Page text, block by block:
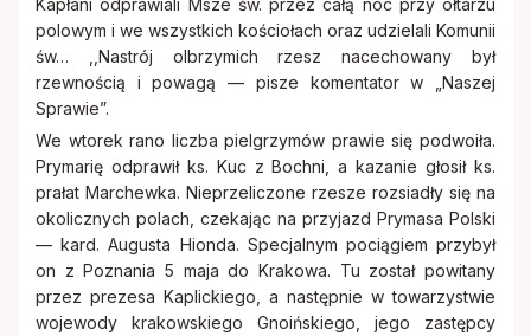
Kapłani odprawiali Msze św. przez całą noc przy ołtarzu
polowym i we wszystkich kościołach oraz udzielali Komunii
św… ,,Nastrój olbrzymich rzesz nacechowany był
rzewnością i powagą — pisze komentator w „Naszej
Sprawie”.
We wtorek rano liczba pielgrzymów prawie się podwoiła.
Prymarię odprawił ks. Kuc z Bochni, a kazanie głosił ks.
prałat Marchewka. Nieprzeliczone rzesze rozsiadły się na
okolicznych polach, czekając na przyjazd Prymasa Polski
— kard. Augusta Hionda. Specjalnym pociągiem przybył
on z Poznania 5 maja do Krakowa. Tu został powitany
przez prezesa Kaplickiego, a następnie w towarzystwie
wojewody krakowskiego Gnoińskiego, jego zastępcy